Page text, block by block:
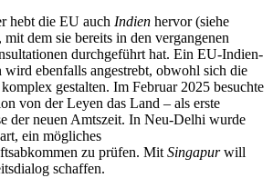
hebt die EU auch Indien hervor (siehe
mit dem sie bereits in den vergan­genen
durch­geführt hat. Ein EU-Indien-
wird ebenfalls angestrebt, ob­wohl sich die
gestalten. Im Februar 2025 besuchte
von der Leyen das Land – als erste
der neuen Amtszeit. In Neu-Delhi wurde
ein mögliches
zu prüfen. Mit Singapurwill
schaffen.